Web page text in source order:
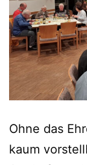
Ohne das
kaum